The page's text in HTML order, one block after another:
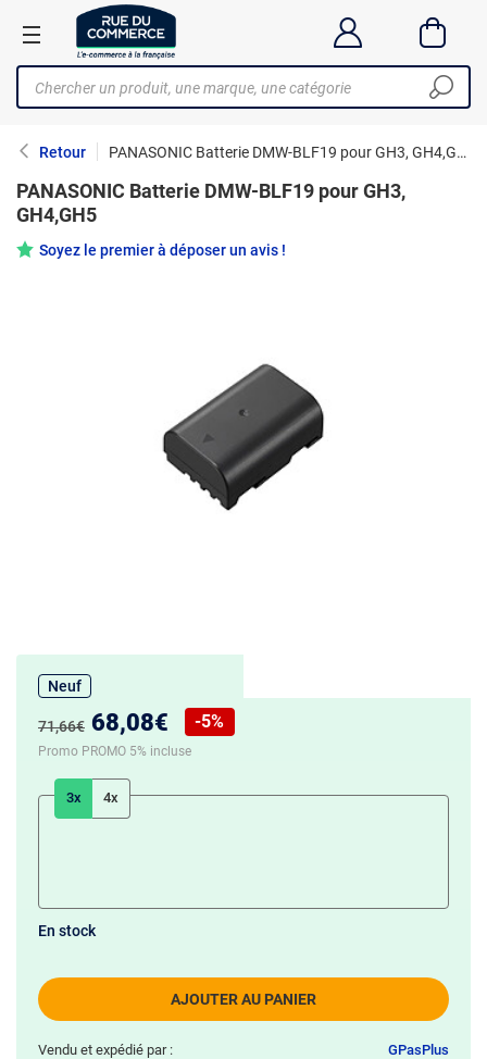
Retour PANASONIC Batterie DMW-BLF19 pour GH3, GH4,GH5
PANASONIC Batterie DMW-BLF19 pour GH3,
GH4,GH5
Soyez le premier à déposer un avis !
Neuf
Ancien prix :
71,66€ Nouveau prix :
68,08€
Réduction de :
-5%
Promo PROMO 5% incluse
3x 4x
AJOUTER AU PANIER
En stock
Vendu et expédié par : GPasPlus